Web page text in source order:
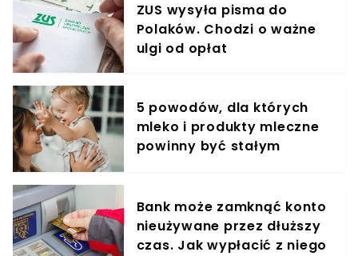
ZUS wysyła pisma do
Polaków. Chodzi o ważne
ulgi od opłat
5 powodów, dla których
mleko i produkty mleczne
powinny być stałym
Bank może zamknąć konto
nieużywane przez dłuższy
czas. Jak wypłacić z niego